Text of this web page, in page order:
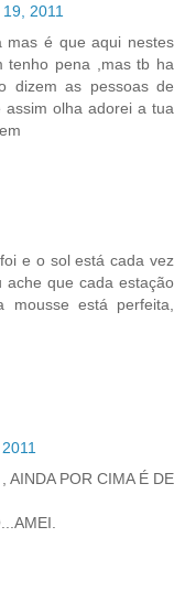
2011
mas é que aqui nestes
tenho pena ,mas tb ha
dizem as pessoas de
olha adorei a tua
e o sol está cada vez
ache que cada estação
está perfeita,
AINDA POR CIMA É DE